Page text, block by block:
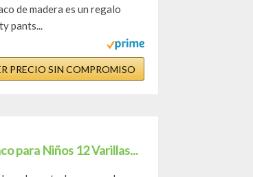
de madera es un regalo
pants...
PRECIO SIN COMPROMISO
para Niños 12 Varillas...